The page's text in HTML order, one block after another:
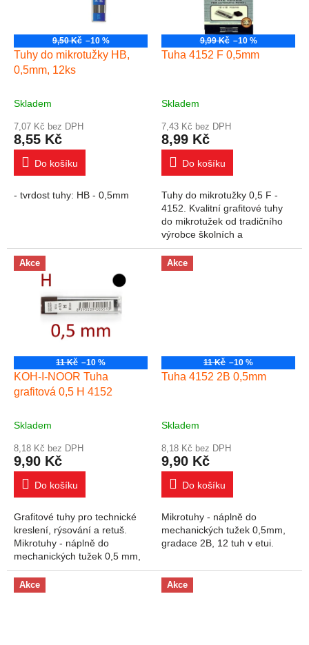
9,50 Kč –10 %
Tuhy do mikrotužky HB,
0,5mm, 12ks
Skladem
7,07 Kč bez DPH
8,55 Kč
Do košíku
- tvrdost tuhy: HB - 0,5mm
9,99 Kč –10 %
Tuha 4152 F 0,5mm
Skladem
7,43 Kč bez DPH
8,99 Kč
Do košíku
Tuhy do mikrotužky 0,5 F -
4152. Kvalitní grafitové tuhy
do mikrotužek od tradičního
výrobce školních a
kancelářských potřeb Koh-i-
noor. cena za etui, v etui 12ks
Akce
11 Kč –10 %
KOH-I-NOOR Tuha
grafitová 0,5 H 4152
Skladem
8,18 Kč bez DPH
9,90 Kč
Do košíku
Grafitové tuhy pro technické
kreslení, rýsování a retuš.
Mikrotuhy - náplně do
mechanických tužek 0,5 mm,
tvrdost tuhy H. Balení 12ks.
Akce
11 Kč –10 %
Tuha 4152 2B 0,5mm
Skladem
8,18 Kč bez DPH
9,90 Kč
Do košíku
Mikrotuhy - náplně do
mechanických tužek 0,5mm,
gradace 2B, 12 tuh v etui.
Akce Akce